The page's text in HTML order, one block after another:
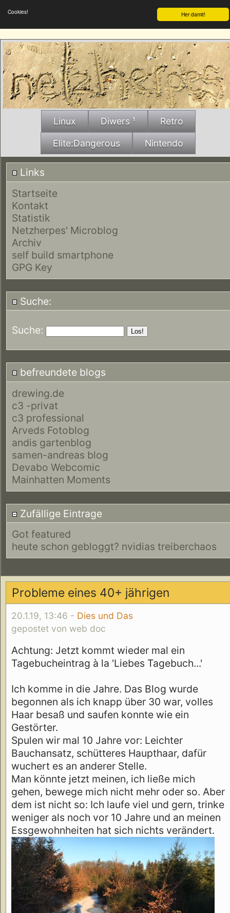
Her damit!
Cookies!
Linux Diwers ¹ Retro
Elite:Dangerous Nintendo
Links
Startseite
Kontakt
Statistik
Netzherpes' Microblog
Archiv
self build smartphone
GPG Key
Suche:
Suche:
befreundete blogs
drewing.de
c3 -privat
c3 professional
Arveds Fotoblog
andis gartenblog
samen-andreas blog
Devabo Webcomic
Mainhatten Moments
Zufällige Eintrage
Got featured
heute schon gebloggt? nvidias treiberchaos
Probleme eines 40+ jährigen
20.1.19, 13:46 - Dies und Das
gepostet von web doc
Achtung: Jetzt kommt wieder mal ein
Tagebucheintrag à la 'Liebes Tagebuch...'
Ich komme in die Jahre. Das Blog wurde
begonnen als ich knapp über 30 war, volles
Haar besaß und saufen konnte wie ein
Gestörter.
Spulen wir mal 10 Jahre vor: Leichter
Bauchansatz, schütteres Haupthaar, dafür
wuchert es an anderer Stelle.
Man könnte jetzt meinen, ich ließe mich
gehen, bewege mich nicht mehr oder so. Aber
dem ist nicht so: Ich laufe viel und gern, trinke
weniger als noch vor 10 Jahre und an meinen
Essgewohnheiten hat sich nichts verändert.